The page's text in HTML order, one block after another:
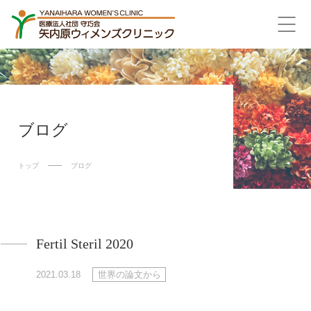
ブログ
トップ ブログ
Fertil Steril 2020
2021.03.18 世界の論文から